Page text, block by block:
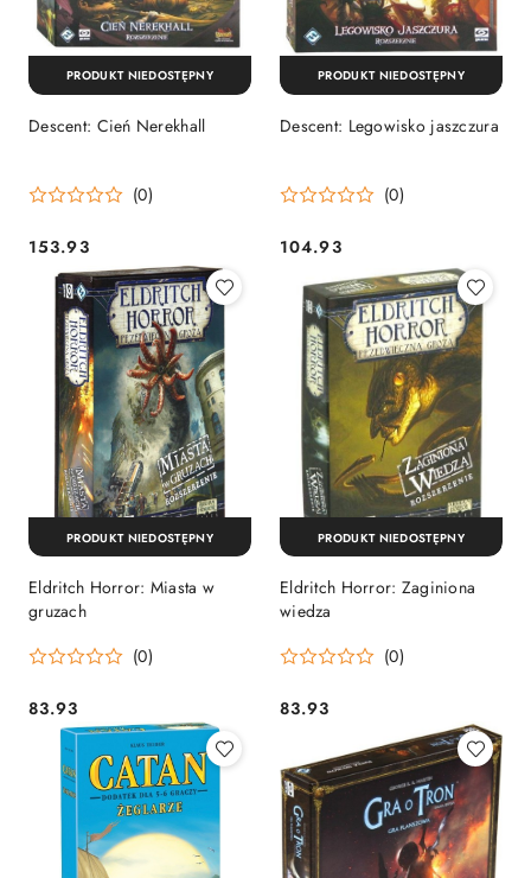
Descent: Cień Nerekhall
(0)
Cena:
153.93
PRODUKT NIEDOSTĘPNY
Descent: Legowisko jaszczura
(0)
Cena:
104.93
PRODUKT NIEDOSTĘPNY
Eldritch Horror: Miasta w
gruzach
(0)
Cena:
83.93
PRODUKT NIEDOSTĘPNY
Eldritch Horror: Zaginiona
wiedza
(0)
Cena:
83.93
PRODUKT NIEDOSTĘPNY